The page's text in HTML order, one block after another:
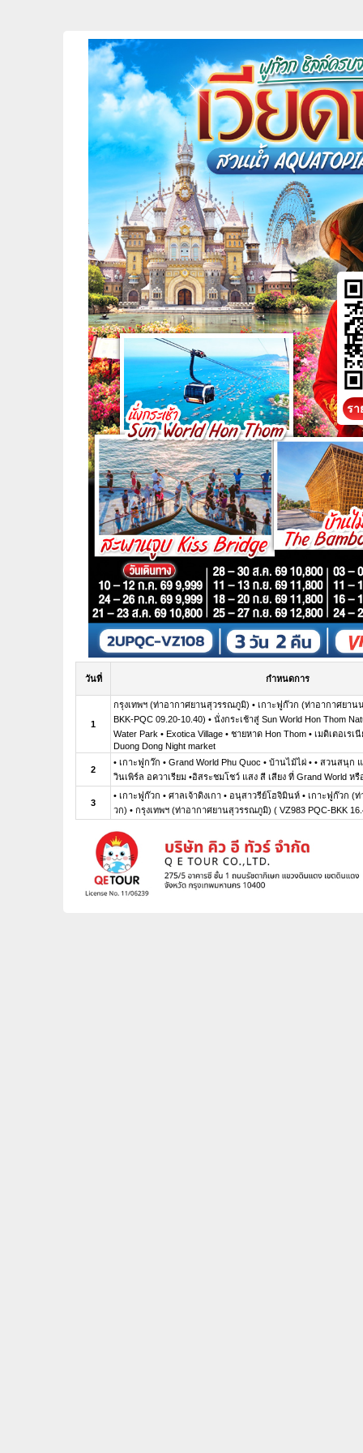
รา
วันที่ กำหนดการ
1
กรุงเทพฯ (ท่าอากาศยานสุวรรณภูมิ) • เกาะฟูก๊วก (ท่าอากาศยา
BKK-PQC 09.20-10.40) • นั่งกระเช้าสู่ Sun World Hon Thom
Water Park • Exotica Village • ชายหาด Hon Thom • เมดิเตอเร
Duong Dong Night market
2
• เกาะฟูกว๊ก • Grand World Phu Quoc • บ้านไม้ไผ่ • • สวนสนุก
วินเพิร์ล อควาเรียม •อิสระชมโชว์ แสง สี เสียง ที่ Grand World หรื
3
• เกาะฟูก๊วก • ศาลเจ้าดิงเกา • อนุสาวรีย์โฮจิมินห์ • เกาะฟูก๊วก
วก) • กรุงเทพฯ (ท่าอากาศยานสุวรรณภูมิ) ( VZ983 PQC‑BKK